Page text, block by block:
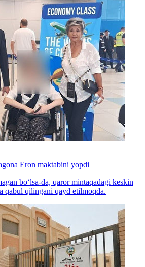
Eron maktabini yopdi
bo‘lsa-da, qaror mintaqadagi keskin
qabul qilingani qayd etilmoqda.